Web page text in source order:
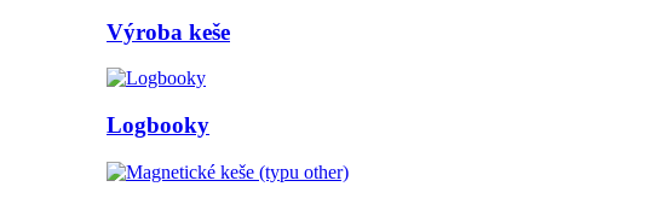
Výroba keše
Logbooky